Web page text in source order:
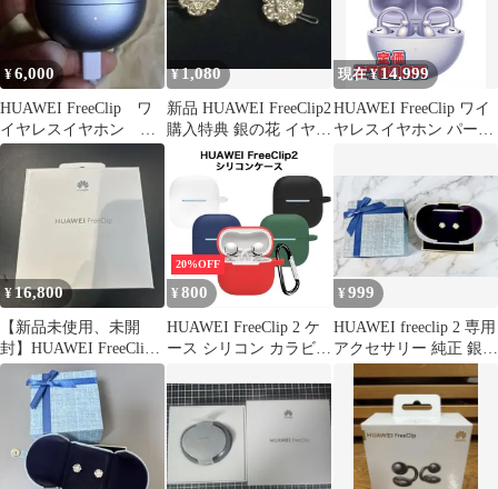
¥6,000
HUAWEI FreeClip ワ
イヤレスイヤホン ケ
ースのみ 充電器
¥1,080
新品 HUAWEI FreeClip2
購入特典 銀の花 イヤホ
ンアクセサリー
現在 ¥14,999
HUAWEI FreeClip ワイ
ヤレスイヤホン パープ
¥16,800
【新品未使用、未開
封】HUAWEI FreeClip
ワイヤレスイヤホン 本
20%OFF
¥ 800
HUAWEI FreeClip 2 ケ
ース シリコン カラビナ
ークリップ2 カバー 第2
世代 対応 耐衝撃 落下
防止 おしゃれ かわいい
華為
¥999
HUAWEI freeclip 2 専用
アクセサリー 純正 銀の